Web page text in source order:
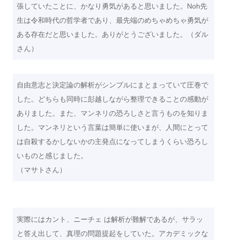
張していたことに、かなり勇気があると思いました。Noh先
生は令和時代の哲学者であり、最先端のめちゃめちゃ勇気が
ある存在だと思いました。ありがとうございました。（ダル
さん）
自由意志と決定論の解析がシンプルにまとまっていて圧巻で
した。どちらも同時に彭越しながら整理できることの感動が
ありました。また、マンネリの恐ろしさと言うものを知りま
した。マンネリという言葉は簡単に使いまが、人間にとって
は自殺するかしないかの主発点になってしまうくらい恐ろし
いものと感じました。
（マサトさん）
実際にはカント、ニーチェ は解析が難解であるが、サラッ
と答え出して、真理の問題提起をしていた。アカデミックな